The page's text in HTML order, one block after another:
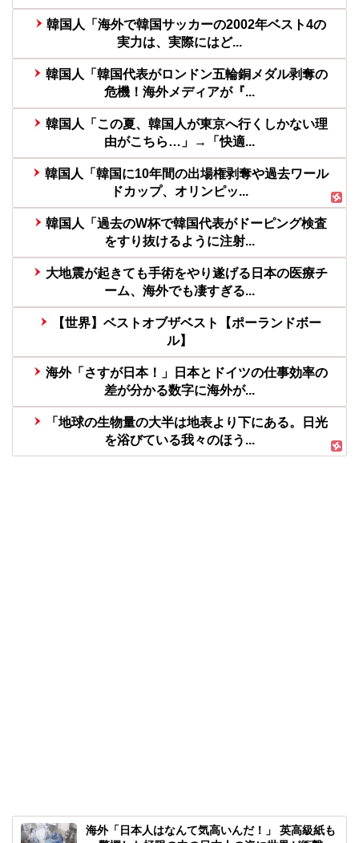
韓国人「海外で韓国サッカーの2002年ベスト4の
実力は、実際にはど...
韓国人「韓国代表がロンドン五輪銅メダル剥奪の
危機！海外メディアが『...
韓国人「この夏、韓国人が東京へ行くしかない理
由がこちら…」→「快適...
韓国人「韓国に10年間の出場権剥奪や過去ワール
ドカップ、オリンピッ...
韓国人「過去のW杯で韓国代表がドーピング検査
をすり抜けるように注射...
大地震が起きても手術をやり遂げる日本の医療チ
ーム、海外でも凄すぎる...
【世界】ベストオブザベスト【ポーランドボー
ル】
海外「さすが日本！」日本とドイツの仕事効率の
差が分かる数字に海外が...
「地球の生物量の大半は地表より下にある。日光
を浴びている我々のほう...
海外「日本人はなんて気高いんだ！」 英高級紙も